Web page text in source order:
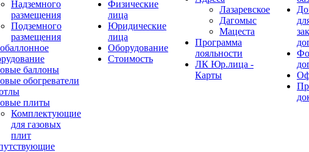
Надземного
размещения
Подземного
размещения
баллоны
обогреватели
плиты
Комплектующие
для газовых
плит
Физические
лица
Юридические
лица
Оборудование
Стоимость
Лазаревское
Дагомыс
Мацеста
Программа
лояльности
ЛК Юр.лица -
Карты